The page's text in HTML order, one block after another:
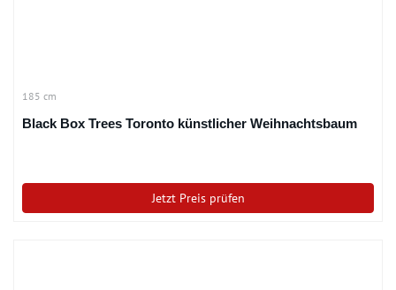
185 cm
Black Box Trees Toronto künstlicher Weihnachtsbaum
Jetzt Preis prüfen